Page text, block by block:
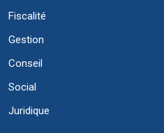
Fiscalité
Gestion
Conseil
Social
Juridique